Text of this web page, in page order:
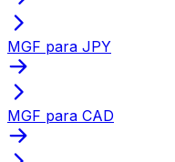
MGF para JPY
MGF para CAD